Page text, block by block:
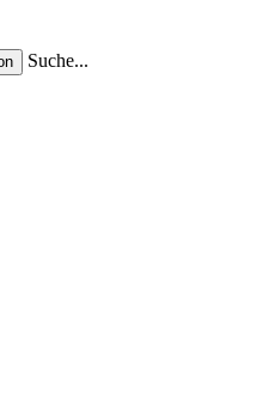
Suche...